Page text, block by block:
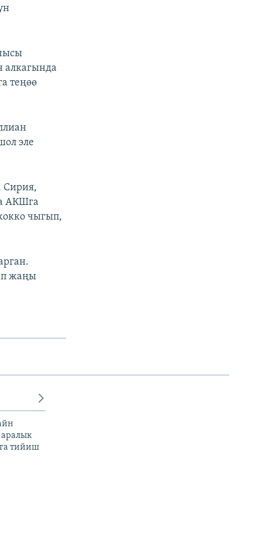
алкагында
теңөө
эле
Сирия,
АКШга
чыгып,
жаңы
тийиш